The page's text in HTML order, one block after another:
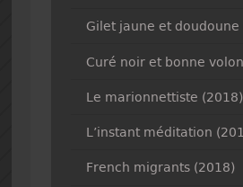
Gilet jaune et
Curé noir et bonne
Le marionnettiste (2018)
L’instant méditation
French migrants (2018)